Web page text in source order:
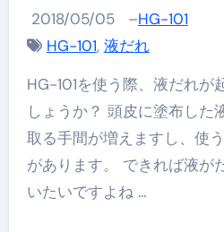
2018/05/05 –HG-101
HG-101, 液だれ
HG-101を使う際、液だれが起きることはあるので
しょうか？ 頭皮に塗布した
取る手間が増えますし、使
があります。 できれば液が
いたいですよね …